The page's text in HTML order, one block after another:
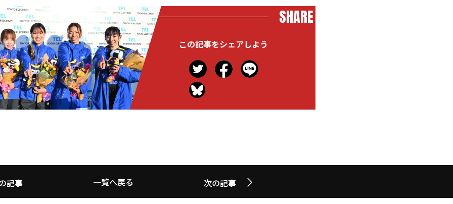
SHARE
この記事をシェアしよう
記事 一覧へ戻る 次の記事